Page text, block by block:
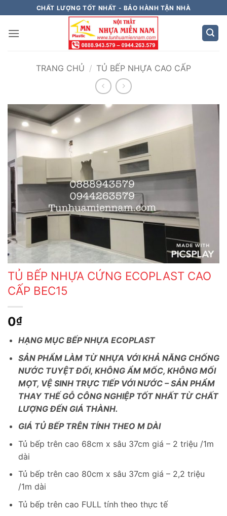
qua
nội
CHẤT LƯỢNG TỐT NHẤT - BẢO HÀNH TẬN NHÀ
TRANG CHỦ / TỦ BẾP NHỰA CAO CẤP
TỦ BẾP NHỰA CỨNG ECOPLAST CAO
CẤP BEC15
0₫
HẠNG MỤC BẾP NHỰA ECOPLAST
SẢN PHẨM LÀM TỪ NHỰA VỚI KHẢ NĂNG CHỐNG
NƯỚC TUYỆT ĐỐI, KHÔNG ẨM MỐC, KHÔNG MỐI
MỌT, VỆ SINH TRỰC TIẾP VỚI NƯỚC – SẢN PHẨM
THAY THẾ GỖ CÔNG NGHIỆP TỐT NHẤT TỪ CHẤT
LƯỢNG ĐẾN GIÁ THÀNH.
GIÁ TỦ BẾP TRÊN TÍNH THEO M DÀI
Tủ bếp trên cao 68cm x sâu 37cm giá – 2 triệu /1m
dài
Tủ bếp trên cao 80cm x sâu 37cm giá – 2,2 triệu
/1m dài
Tủ bếp trên cao FULL tính theo thực tế